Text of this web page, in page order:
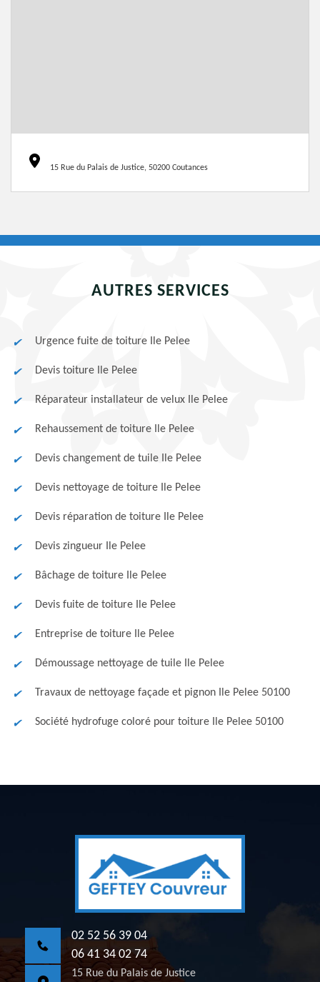
15 Rue du Palais de Justice, 50200 Coutances
AUTRES SERVICES
Urgence fuite de toiture Ile Pelee
Devis toiture Ile Pelee
Réparateur installateur de velux Ile Pelee
Rehaussement de toiture Ile Pelee
Devis changement de tuile Ile Pelee
Devis nettoyage de toiture Ile Pelee
Devis réparation de toiture Ile Pelee
Devis zingueur Ile Pelee
Bâchage de toiture Ile Pelee
Devis fuite de toiture Ile Pelee
Entreprise de toiture Ile Pelee
Démoussage nettoyage de tuile Ile Pelee
Travaux de nettoyage façade et pignon Ile Pelee 50100
Société hydrofuge coloré pour toiture Ile Pelee 50100
02 52 56 39 04
06 41 34 02 74
15 Rue du Palais de Justice